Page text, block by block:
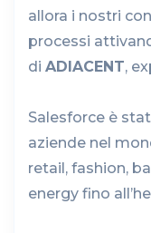
allora i nostri
processi
di ADIACENT,
Salesforce è
aziende nel
retail, fashion,
energy fino